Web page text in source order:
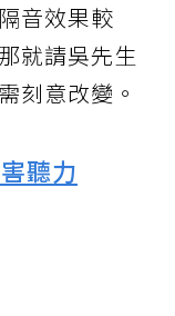
音效果較
就請吳先生
刻意改變。
聽力